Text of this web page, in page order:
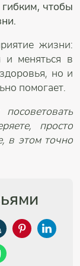
чтобы
жизни:
и меняться в
но и
помогает.
просто
в этом точно